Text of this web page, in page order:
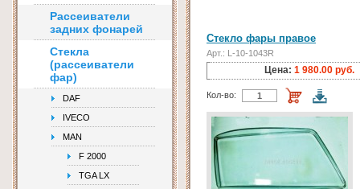
Рассеиватели
задних фонарей
Стекла
(рассеиватели
фар)
DAF
IVECO
MAN
F 2000
TGA LX
Стекло фары правое
Арт.: L-10-1043R
Цена: 1 980.00 руб.
Кол-во: